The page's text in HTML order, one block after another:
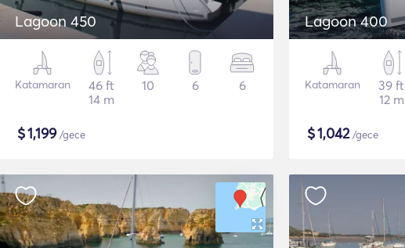
Lagoon 450
Katamaran
46 ft
14 m
10 6 6
$1,199/gece
Lagoon 400
Katamaran
39 ft
12 m
$1,042/gece